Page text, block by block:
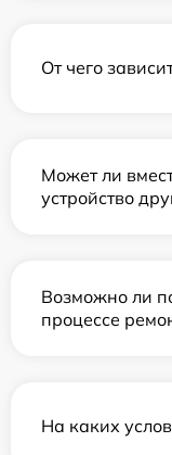
От чего
Может ли
устройство
Возможно ли
процессе
На каких